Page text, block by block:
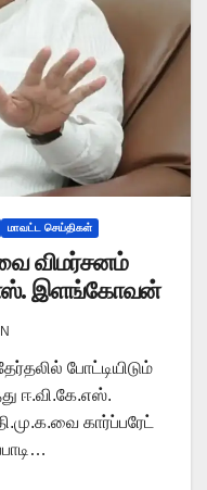
மாவட்ட செய்திகள்
விமர்சனம்
இளங்கோவன்
போட்டியிடும்
ஈ.வி.கே.எஸ்.
கார்ப்பரேட்